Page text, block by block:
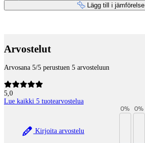
Lägg till i jämförelse
Arvostelut
Arvosana 5/5 perustuen 5 arvosteluun
5,0
Lue kaikki 5 tuotearvostelua
Kirjoita arvostelu
0% 0%